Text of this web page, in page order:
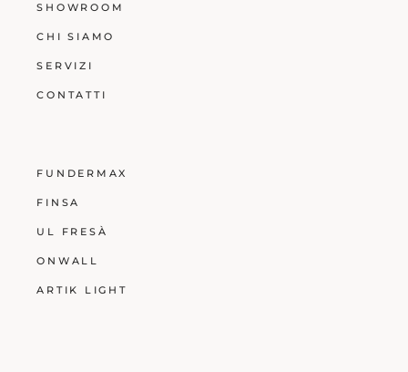
SHOWROOM
CHI SIAMO
SERVIZI
CONTATTI
FUNDERMAX
FINSA
UL FRESÀ
ONWALL
ARTIK LIGHT